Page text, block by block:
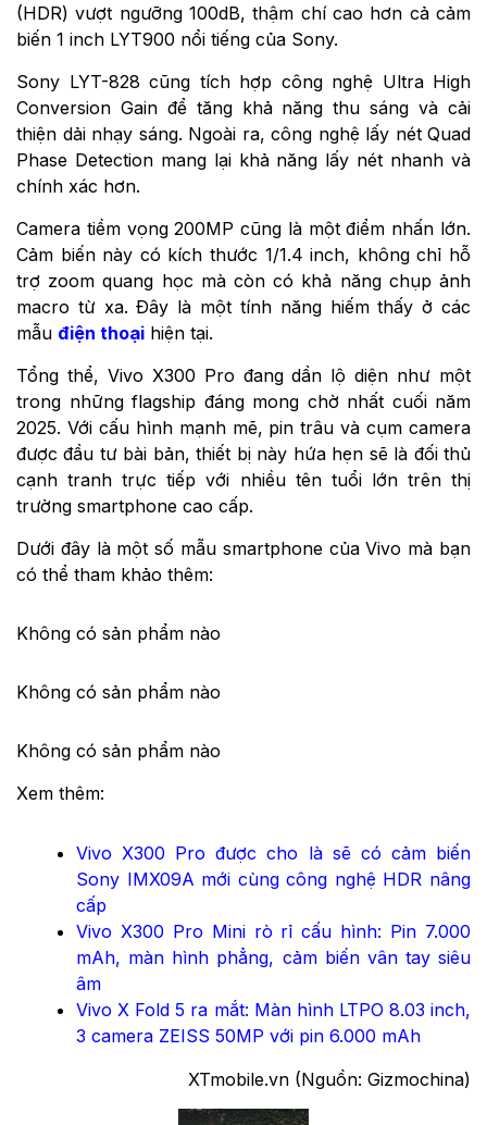
(HDR) vượt ngưỡng 100dB, thậm chí cao hơn cả cảm
biến 1 inch LYT900 nổi tiếng của Sony.
Sony LYT-828 cũng tích hợp công nghệ Ultra High
Conversion Gain để tăng khả năng thu sáng và cải
thiện dải nhạy sáng. Ngoài ra, công nghệ lấy nét Quad
Phase Detection mang lại khả năng lấy nét nhanh và
chính xác hơn.
Camera tiềm vọng 200MP cũng là một điểm nhấn lớn.
Cảm biến này có kích thước 1/1.4 inch, không chỉ hỗ
trợ zoom quang học mà còn có khả năng chụp ảnh
macro từ xa. Đây là một tính năng hiếm thấy ở các
mẫu điện thoại hiện tại.
Tổng thể, Vivo X300 Pro đang dần lộ diện như một
trong những flagship đáng mong chờ nhất cuối năm
2025. Với cấu hình mạnh mẽ, pin trâu và cụm camera
được đầu tư bài bản, thiết bị này hứa hẹn sẽ là đối thủ
cạnh tranh trực tiếp với nhiều tên tuổi lớn trên thị
trường smartphone cao cấp.
Dưới đây là một số mẫu smartphone của Vivo mà bạn
có thể tham khảo thêm:
Không có sản phẩm nào
Không có sản phẩm nào
Không có sản phẩm nào
Xem thêm:
Vivo X300 Pro được cho là sẽ có cảm biến
Sony IMX09A mới cùng công nghệ HDR nâng
cấp
Vivo X300 Pro Mini rò rỉ cấu hình: Pin 7.000
mAh, màn hình phẳng, cảm biến vân tay siêu
âm
Vivo X Fold 5 ra mắt: Màn hình LTPO 8.03 inch,
3 camera ZEISS 50MP với pin 6.000 mAh
XTmobile.vn (Nguồn: Gizmochina)